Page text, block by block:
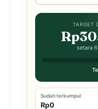
TARGET
setara
Sudah terkumpul
Rp0